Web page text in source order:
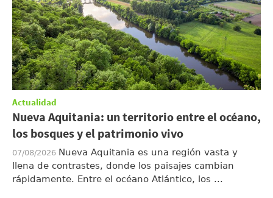
Actualidad
Nueva Aquitania: un territorio entre el océano,
los bosques y el patrimonio vivo
07/08/2026 Nueva Aquitania es una región vasta y
llena de contrastes, donde los paisajes cambian
rápidamente. Entre el océano Atlántico, los ...